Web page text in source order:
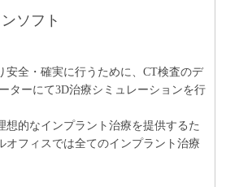
ソフト
安全・確実に行うために、CT検査のデ
ターにて3D治療シミュレーションを行
想的なインプラント治療を提供するた
オフィスでは全てのインプラント治療